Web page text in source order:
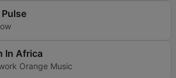
In Africa
Orange Music